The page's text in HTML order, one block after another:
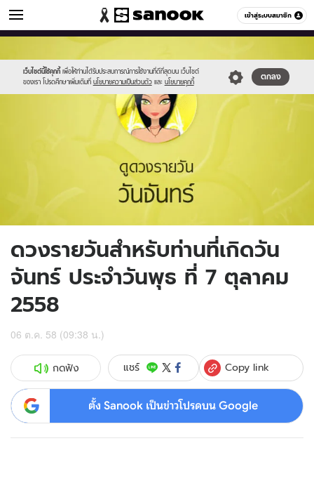
เข้าสู่ระบบสมาชิก
ดูดวง หมวดอื่นๆ
เว็บไซต์นี้ใช้คุกกี้ เพื่อให้ท่านได้รับประสบการณ์การใช้งานที่ดีที่สุดบน เว็บไซต์
ของเรา โปรดศึกษาเพิ่มเติมที่ นโยบายความเป็นส่วนตัว และ นโยบายคุกกี้
ตกลง
//s.isanook.com/sr/0/images/logo-
new-
sanook.png
//s.isanook.com/ho/0/ud/fxd/day/2_mon.jpg
ดวงรายวันสำหรับท่านที่เกิดวัน
จันทร์ ประจำวันพุธ ที่ 7 ตุลาคม
2558
06 ต.ค. 58 (09:38 น.)
กดฟัง แชร์ Copy link
ตั้ง Sanook เป็นข่าวโปรดบน Google